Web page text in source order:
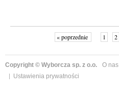
« poprzednie 1 2
Copyright © Wyborcza sp. z o.o. O nas
Ustawienia prywatności